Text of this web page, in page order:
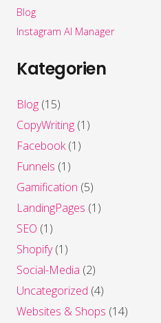
Blog
Instagram AI Manager
Kategorien
Blog (15)
CopyWriting (1)
Facebook(1)
Funnels (1)
Gamification (5)
LandingPages (1)
SEO (1)
Shopify(1)
Social-Media (2)
Uncategorized (4)
Websites & Shops (14)